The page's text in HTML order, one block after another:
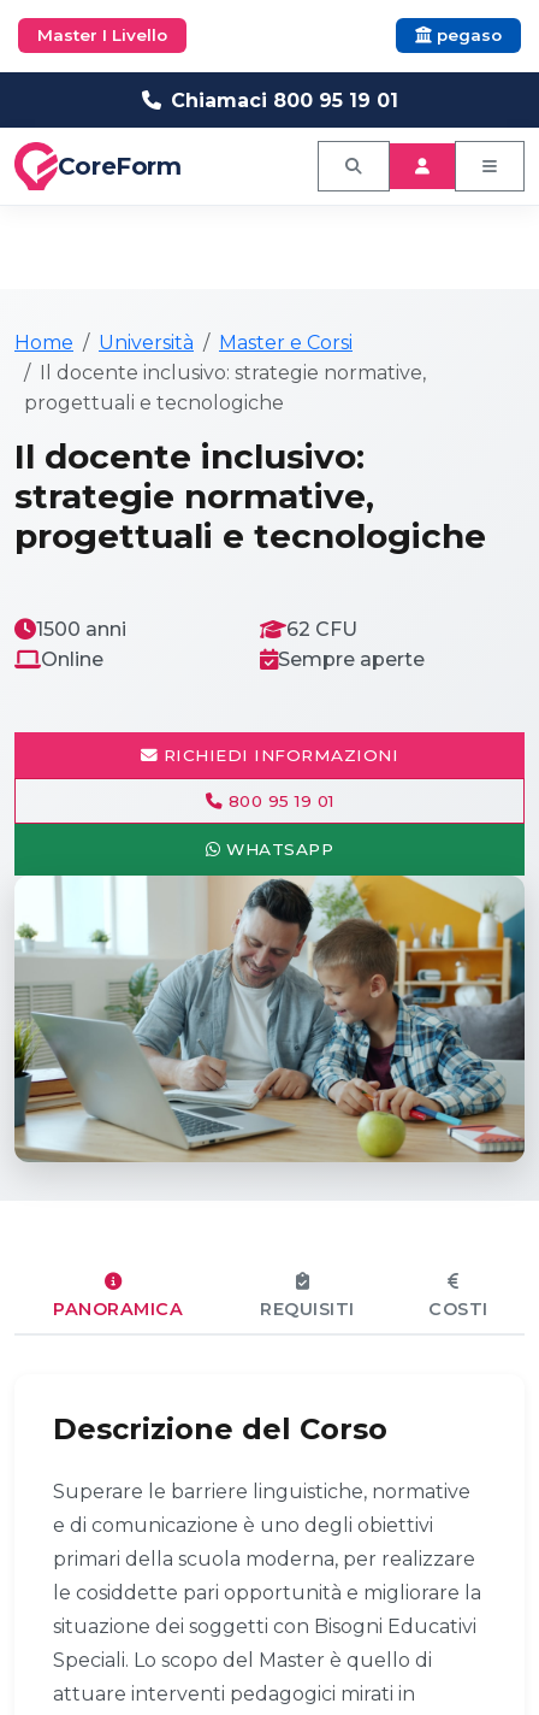
Chiamaci 800 95 19 01
CoreForm
Home Università
Master e Corsi
Il docente inclusivo: strategie normative,
progettuali e tecnologiche
Master I Livello pegaso
Il docente inclusivo:
strategie normative,
progettuali e tecnologiche
1500 anni
62 CFU
Online
Sempre aperte
RICHIEDI INFORMAZIONI
800 95 19 01
WHATSAPP
PANORAMICA REQUISITI COSTI
Descrizione del Corso
Superare le barriere linguistiche, normative
e di comunicazione è uno degli obiettivi
primari della scuola moderna, per realizzare
le cosiddette pari opportunità e migliorare la
situazione dei soggetti con Bisogni Educativi
Speciali. Lo scopo del Master è quello di
attuare interventi pedagogici mirati in